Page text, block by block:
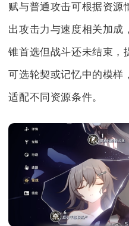
赋与普通攻击可根据资源
出攻击力与速度相关加成
锥首选但战斗还未结束，
可选轮契或记忆中的模样
适配不同资源条件。